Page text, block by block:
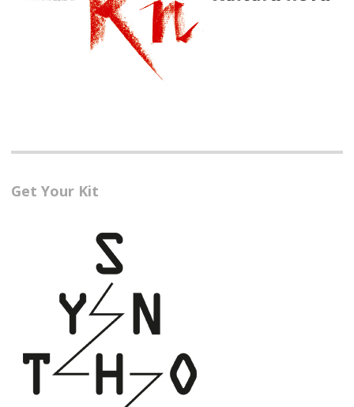
Get Your Kit